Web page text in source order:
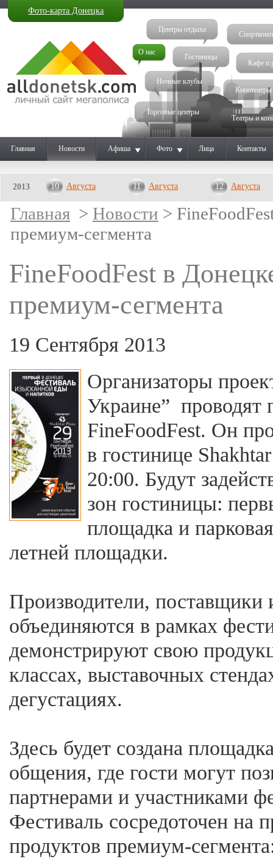
Фото-карта Донецка
О нас
Ночные клубы
Гостиницы
Кинотеатры
Кафе и
Театры и
Центры отдыха
Торговые центры
Главная Новости Афиша Фото Лица Контакты
2013 10 Августа 11 Августа 12 Августа
Главная > Новости >
премиум-сегмента
FineFoodFest в
премиум-сегмента
19 Сентября 2013
Организаторы
Украине” проводят
FineFoodFest. Он
в гостинице
20:00. Будут
зон гостиницы:
площадка и
летней площадки.
Производители, поставщики
объединяются в рамках
демонстрируют свою
классах, выставочных
дегустациях.
Здесь будет создана
общения, где гости могут
партнерами и участниками
Фестиваль сосредоточен на
продуктов премиум-